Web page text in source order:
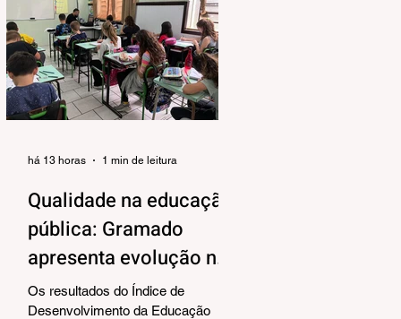
Qualidade na educação
pública: Gramado
apresenta evolução no
IDEB 2025
Os resultados do Índice de
Desenvolvimento da Educação
há 13 horas 1 min de leitura